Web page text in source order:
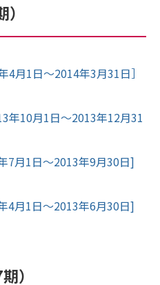
4月1日～2014年3月31日］
年10月1日～2013年12月31
7月1日～2013年9月30日]
4月1日～2013年6月30日]
）